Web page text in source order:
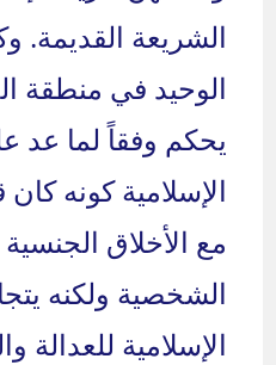
الشريعة القديمة.
الوحيد في منطقة
يحكم وفقاً لما عد
الإسلامية كونه
مع الأخلاق الجنسية
الشخصية ولكنه
الإسلامية للعدالة